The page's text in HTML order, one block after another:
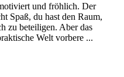
und fröhlich. Der
Spaß, du hast den Raum,
zu beteiligen. Aber das
Welt vorbere ...